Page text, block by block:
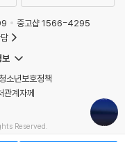
중고샵 1566-4295
청소년보호정책
관계자께
Reserved.